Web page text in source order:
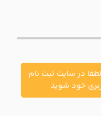
در سایت ثبت نام
خود شوید